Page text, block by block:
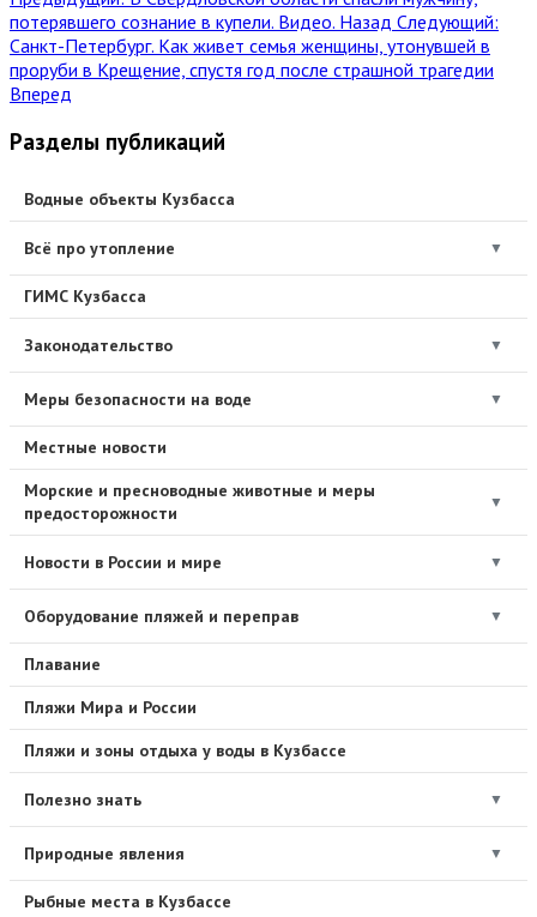
потерявшего сознание в купели. Видео. Назад Следующий:
Санкт-Петербург. Как живет семья женщины, утонувшей в
проруби в Крещение, спустя год после страшной трагедии
Вперед
Разделы публикаций
Водные объекты Кузбасса
Всё про утопление ▼
ГИМС Кузбасса
Законодательство ▼
Меры безопасности на воде ▼
Местные новости
Морские и пресноводные животные и меры
предосторожности
▼
Новости в России и мире ▼
Оборудование пляжей и переправ ▼
Плавание
Пляжи Мира и России
Пляжи и зоны отдыха у воды в Кузбассе
Полезно знать ▼
Природные явления ▼
Рыбные места в Кузбассе